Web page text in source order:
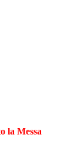
la Messa